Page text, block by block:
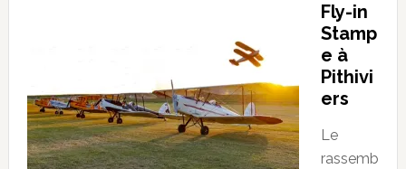
Fly-in
Stamp
e à
Pithivi
ers
Le
rassemb